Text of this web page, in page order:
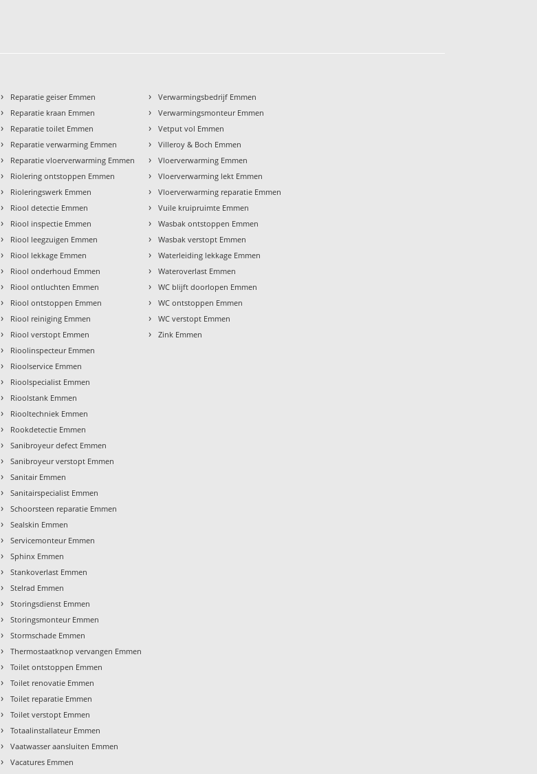
› Reparatie geiser Emmen
› Reparatie kraan Emmen
› Reparatie toilet Emmen
› Reparatie verwarming Emmen
› Reparatie vloerverwarming Emmen
› Riolering ontstoppen Emmen
› Rioleringswerk Emmen
› Riool detectie Emmen
› Riool inspectie Emmen
› Riool leegzuigen Emmen
› Riool lekkage Emmen
› Riool onderhoud Emmen
› Riool ontluchten Emmen
› Riool ontstoppen Emmen
› Riool reiniging Emmen
› Riool verstopt Emmen
› Rioolinspecteur Emmen
› Rioolservice Emmen
› Rioolspecialist Emmen
› Rioolstank Emmen
› Riooltechniek Emmen
› Rookdetectie Emmen
› Sanibroyeur defect Emmen
› Sanibroyeur verstopt Emmen
› Sanitair Emmen
› Sanitairspecialist Emmen
› Schoorsteen reparatie Emmen
› Sealskin Emmen
› Servicemonteur Emmen
› Sphinx Emmen
› Stankoverlast Emmen
› Stelrad Emmen
› Storingsdienst Emmen
› Storingsmonteur Emmen
› Stormschade Emmen
› Thermostaatknop vervangen Emmen
› Toilet ontstoppen Emmen
› Toilet renovatie Emmen
› Toilet reparatie Emmen
› Toilet verstopt Emmen
› Totaalinstallateur Emmen
› Vaatwasser aansluiten Emmen
› Vacatures Emmen
› Verwarmingsbedrijf Emmen
› Verwarmingsmonteur Emmen
› Vetput vol Emmen
› Villeroy & Boch Emmen
› Vloerverwarming Emmen
› Vloerverwarming lekt Emmen
› Vloerverwarming reparatie Emmen
› Vuile kruipruimte Emmen
› Wasbak ontstoppen Emmen
› Wasbak verstopt Emmen
› Waterleiding lekkage Emmen
› Wateroverlast Emmen
› WC blijft doorlopen Emmen
› WC ontstoppen Emmen
› WC verstopt Emmen
› Zink Emmen